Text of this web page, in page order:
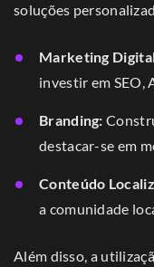
soluções
Marketing
investir em SEO,
Branding:
destacar-se em
Conteúdo
a comunidade
Além disso, a